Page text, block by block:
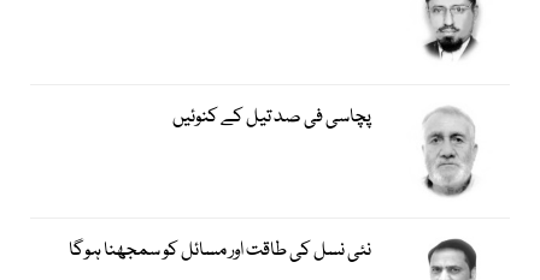
پچاسی فی صد تیل کے کنوئیں
نئی نسل کی طاقت اور مسائل کو سمجھنا ہوگا